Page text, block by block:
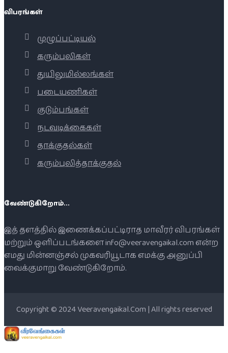
விபரங்கள்
முழுப்பட்டியல்
கரும்புலிகள்
துயிலுமில்லங்கள்
படையணிகள்
குடும்பங்கள்
நடவடிக்கைகள்
தாக்குதல்கள்
கரும்புலித்தாக்குதல்
வேண்டுகிறோம்...
இத் தளத்தில் இணைக்கப்பட்டிராத மாவீரர் விபரங்கள்
மற்றும் ஒளிப்படங்களை info@veeravengaikal.com என்ற
எமது மின்னஞ்சல் முகவரியூடாக எமக்கு அனுப்பி
வைக்குமாறு வேண்டுகிறோம்.
Copyright © 2024 Veeravengaikal.Com | All rights reserved